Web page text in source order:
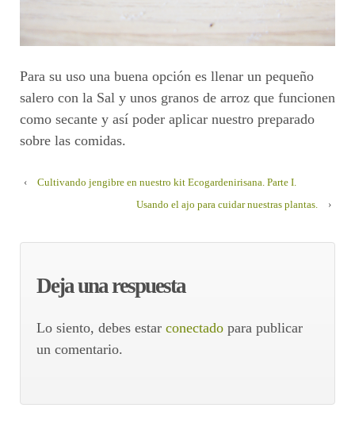
Para su uso una buena opción es llenar un pequeño
salero con la Sal y unos granos de arroz que funcionen
como secante y así poder aplicar nuestro preparado
sobre las comidas.
‹
Cultivando jengibre en nuestro kit Ecogardenirisana. Parte I.
Usando el ajo para cuidar nuestras plantas.
›
Deja una respuesta
Lo siento, debes estar conectado para publicar
un comentario.